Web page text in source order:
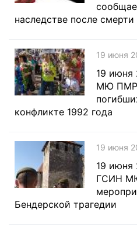
наследстве после
19 июня
19 июня
МЮ ПМР
конфликте 1992 года
19 июня
19 июня
ГСИН
Бендерской трагедии